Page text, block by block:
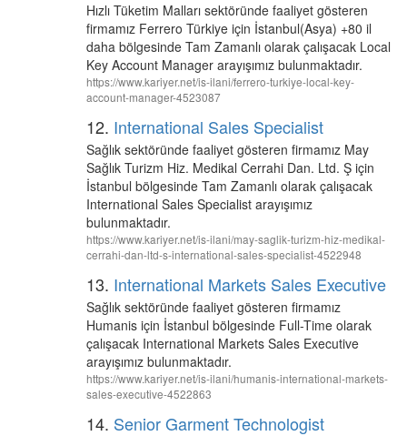
Hızlı Tüketim Malları sektöründe faaliyet gösteren
firmamız Ferrero Türkiye için İstanbul(Asya) +80 il
daha bölgesinde Tam Zamanlı olarak çalışacak Local
Key Account Manager arayışımız bulunmaktadır.
https://www.kariyer.net/is-ilani/ferrero-turkiye-local-key-
account-manager-4523087
12. International Sales Specialist
Sağlık sektöründe faaliyet gösteren firmamız May
Sağlık Turizm Hiz. Medikal Cerrahi Dan. Ltd. Ş için
İstanbul bölgesinde Tam Zamanlı olarak çalışacak
International Sales Specialist arayışımız
bulunmaktadır.
https://www.kariyer.net/is-ilani/may-saglik-turizm-hiz-medikal-
cerrahi-dan-ltd-s-international-sales-specialist-4522948
13. International Markets Sales Executive
Sağlık sektöründe faaliyet gösteren firmamız
Humanis için İstanbul bölgesinde Full-Time olarak
çalışacak International Markets Sales Executive
arayışımız bulunmaktadır.
https://www.kariyer.net/is-ilani/humanis-international-markets-
sales-executive-4522863
14. Senior Garment Technologist